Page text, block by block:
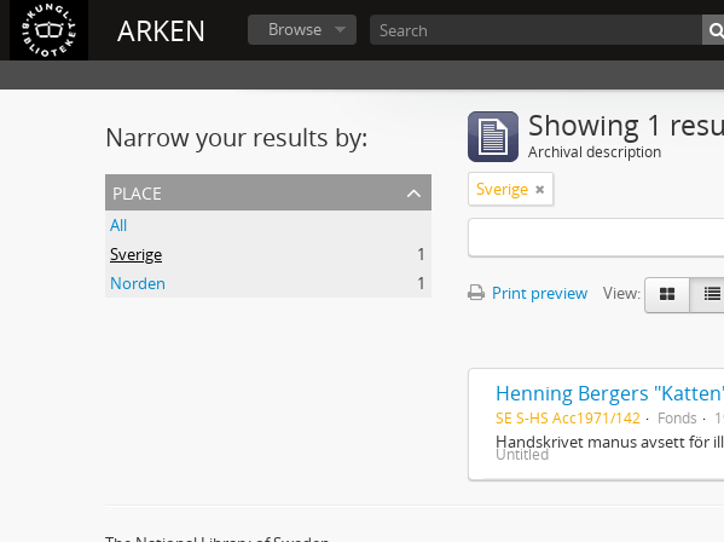
ARKEN Browse
Narrow your results by:
place
All
Sverige
1
Norden
1
Showing 1
Archival description
Sverige
Print preview
View:
Henning Bergers
SE S-HS Acc1971/142 Fonds
Handskrivet manus avsett för
Untitled